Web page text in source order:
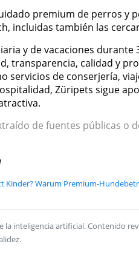
premium de perros y
incluidas también las
y de vacaciones durante
transparencia, calidad y
servicios de conserjería,
Züripets sigue
de fuentes públicas o
Kinder? Warum Premium-
la inteligencia artificial. Contenido